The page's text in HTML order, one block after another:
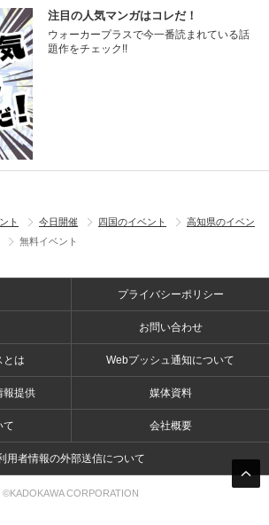
注目の人気マンガはコレだ！
ウォーカープラスで今一番読まれている話
題作をチェック!!
ト 今日開催 四国のイベント
高知県のイベン
無料イベント
プライバシーポリシー
お問い合わせ
とは Webプッシュ通知について
報提供 媒体資料
て 会社概要
用者情報の外部送信について
©KADOKAWA CORPORATION